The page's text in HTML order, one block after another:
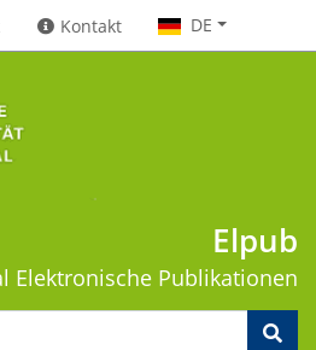
Kontakt DE
Elpub
Elektronische Publikationen